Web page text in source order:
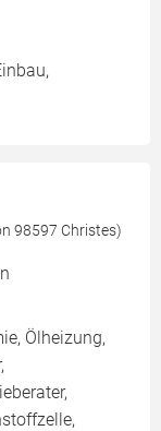
98597 Christes)
Ölheizung,